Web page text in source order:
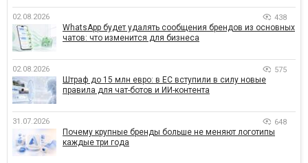
02.08.2026 438
WhatsApp будет удалять сообщения брендов из основных
чатов: что изменится для бизнеса
02.08.2026 575
Штраф до 15 млн евро: в ЕС вступили в силу новые
правила для чат-ботов и ИИ-контента
31.07.2026 648
Почему крупные бренды больше не меняют логотипы
каждые три года